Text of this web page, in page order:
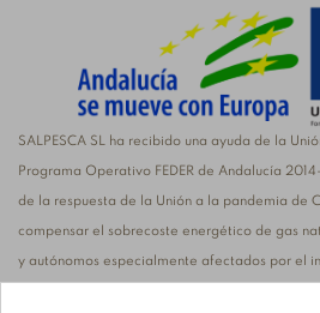
SALPESCA SL ha recibido una ayuda de la
Programa Operativo FEDER de Andalucía
de la respuesta de la Unión a la pandemia de
compensar el sobrecoste energético de gas
y autónomos especialmente afectados por el